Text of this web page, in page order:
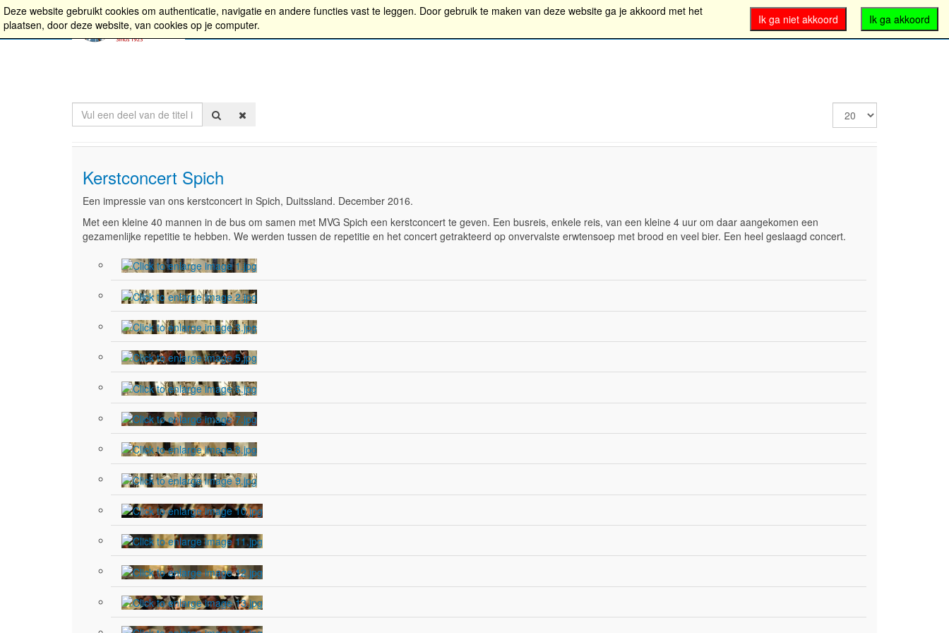
Home Wie we zijn Agenda Lid worden Media Contact Bestellen Ledenportaal
Vul
een
titel
in
Toon
#
Kerstconcert Spich
Een impressie van ons kerstconcert in Spich, Duitssland. December 2016.
Met een kleine 40 mannen in de bus om samen met MVG Spich een kerstconcert te geven. Een busreis, enkele reis, van een kleine 4 uur om daar aangekomen een
gezamenlijke repetitie te hebben. We werden tussen de repetitie en het concert getrakteerd op onvervalste erwtensoep met brood en veel bier. Een heel geslaagd concert.
Ik ga akkoord
Ik ga niet akkoord
Deze website gebruikt cookies om authenticatie, navigatie en andere functies vast te leggen. Door gebruik te maken van deze website ga je akkoord met het
plaatsen, door deze website, van cookies op je computer.